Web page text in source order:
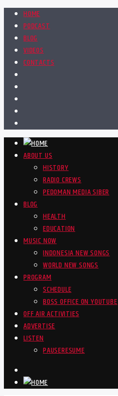
HOME
PODCAST
BLOG
VIDEOS
CONTACTS
ABOUT US
HISTORY
RADIO CREWS
PEDOMAN MEDIA SIBER
BLOG
HEALTH
EDUCATION
MUSIC NOW
INDONESIA NEW SONGS
WORLD NEW SONGS
PROGRAM
SCHEDULE
BOSS OFFICE ON YOUTUBE
OFF AIR ACTIVITIES
ADVERTISE
LISTEN
PAUSERESUME